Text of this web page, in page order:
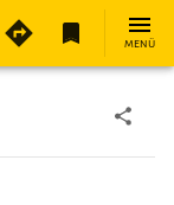
MENÜ